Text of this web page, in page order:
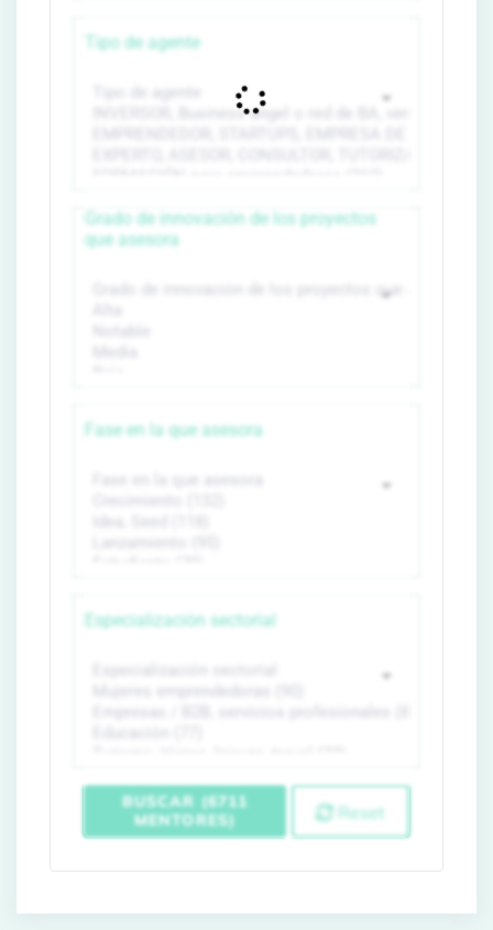
Tipo de agente
Grado de innovación de los proyectos
que asesora
Fase en la que asesora
Especialización sectorial
BUSCAR (6711
MENTORES)
Reset